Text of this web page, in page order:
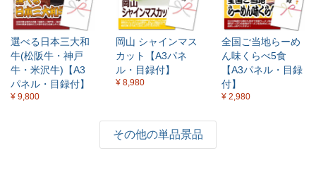
×
選べる日本三大和
牛(松阪牛・神戸
牛・米沢牛)【A3
パネル・目録付】
¥ 9,800
岡山 シャインマス
カット【A3パネ
ル・目録付】
¥ 8,980
全国ご当地らーめ
ん味くらべ5食
【A3パネル・目録
付】
¥ 2,980
その他の単品景品